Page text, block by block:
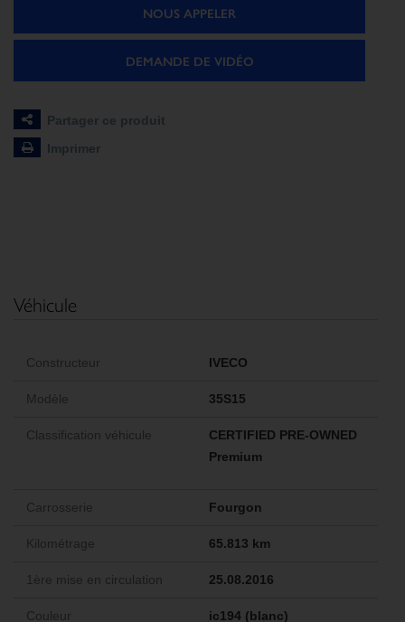
NOUS APPELER
DEMANDE DE VIDÉO
Partager ce produit
Imprimer
Véhicule
Constructeur IVECO
Modèle 35S15
Classification véhicule
CERTIFIED PRE-OWNED
Premium
Carrosserie Fourgon
Kilométrage 65.813 km
1ère mise en circulation 25.08.2016
Couleur ic194 (blanc)